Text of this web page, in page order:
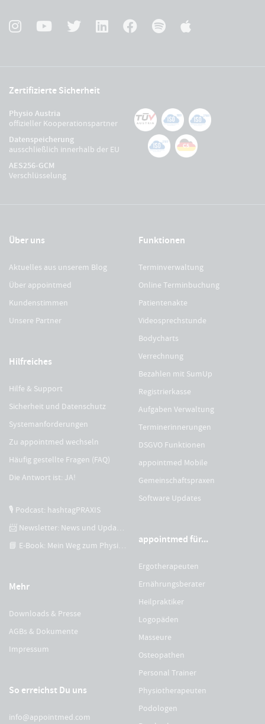
Zertifizierte Sicherheit
Physio Austria
offizieller Kooperationspartner
Datenspeicherung
ausschließlich innerhalb der EU
AES256-GCM
Verschlüsselung
Über uns
Aktuelles aus unserem Blog
Über appointmed
Kundenstimmen
Unsere Partner
Hilfreiches
Hilfe & Support
Sicherheit und Datenschutz
Systemanforderungen
Zu appointmed wechseln
Häufig gestellte Fragen (FAQ)
Die Antwort ist: JA!
🎙 Podcast: hashtagPRAXIS
📨 Newsletter: News und Updates
📘 E-Book: Mein Weg zum Physiotherapeuten
Mehr
Downloads & Presse
AGBs & Dokumente
Impressum
So erreichst Du uns
info@appointmed.com
Funktionen
Terminverwaltung
Online Terminbuchung
Patientenakte
Videosprechstunde
Bodycharts
Verrechnung
Bezahlen mit SumUp
Registrierkasse
Aufgaben Verwaltung
Terminerinnerungen
DSGVO Funktionen
appointmed Mobile
Gemeinschaftspraxen
Software Updates
appointmed für...
Ergotherapeuten
Ernährungsberater
Heilpraktiker
Logopäden
Masseure
Osteopathen
Personal Trainer
Physiotherapeuten
Podologen